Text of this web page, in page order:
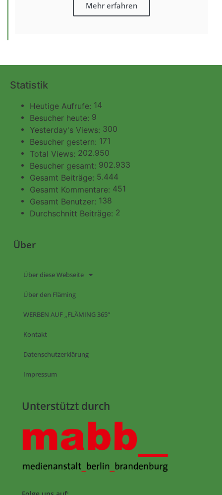
Mehr erfahren
Statistik
Heutige Aufrufe: 14
Besucher heute: 9
Yesterday's Views: 300
Besucher gestern: 171
Total Views: 202.950
Besucher gesamt: 902.933
Gesamt Beiträge: 5.444
Gesamt Kommentare: 451
Gesamt Benutzer: 138
Durchschnitt Beiträge: 2
Über
Über diese Webseite
Über den Fläming
WERBEN AUF „FLÄMING 365“
Kontakt
Datenschutzerklärung
Impressum
Unterstützt durch